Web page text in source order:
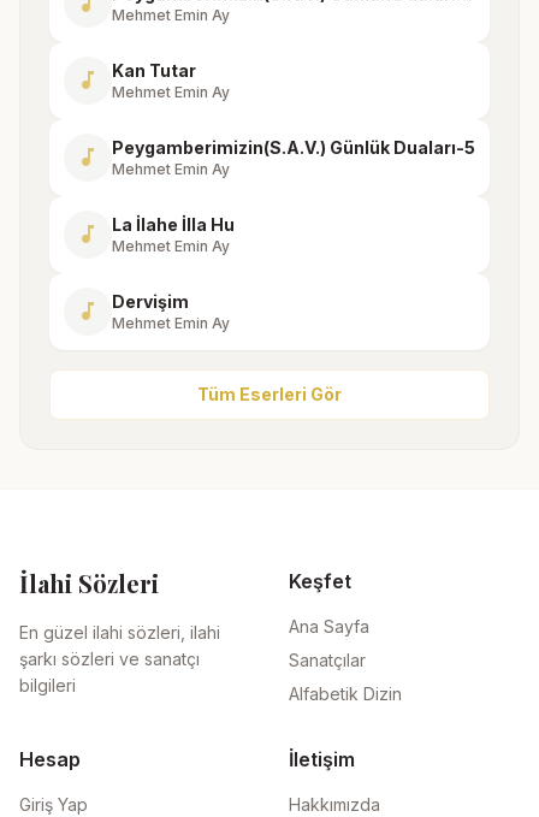
Mehmet Emin Ay
music_note Kan Tutar
Mehmet Emin Ay
music_note Peygamberimizin(S.A.V.) Günlük Duaları-5
Mehmet Emin Ay
music_note La İlahe İlla Hu
Mehmet Emin Ay
music_note Dervişim
Mehmet Emin Ay
Tüm Eserleri Gör
İlahi Sözleri
En güzel ilahi sözleri, ilahi
şarkı sözleri ve sanatçı
bilgileri
Keşfet
Ana Sayfa
Sanatçılar
Alfabetik Dizin
Hesap
Giriş Yap
İletişim
Hakkımızda